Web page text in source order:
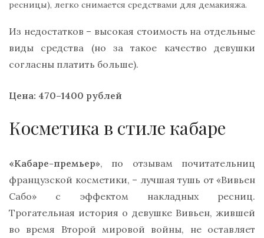
ресницы), легко снимается средствами для демакияжа.
Из недостатков – высокая стоимость на отдельные
виды средства (но за такое качество девушки
согласны платить больше).
Цена: 470–1400 рублей
Косметика в стиле кабаре
«Кабаре-премьер», по отзывам почитательниц
французской косметики, – лучшая тушь от «Вивьен
Сабо» с эффектом накладных ресниц.
Трогательная история о девушке Вивьен, жившей
во время Второй мировой войны, не оставляет